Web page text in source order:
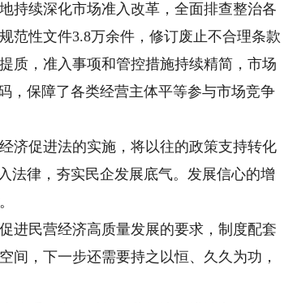
续深化市场准入改革，全面排查整治各
范性文件3.8万余件，修订废止不合理条款
质，准入事项和管控措施持续精简，市场
，保障了各类经营主体平等参与市场竞争
促进法的实施，将以往的政策支持转化
法律，夯实民企发展底气。发展信心的增
民营经济高质量发展的要求，制度配套
间，下一步还需要持之以恒、久久为功，